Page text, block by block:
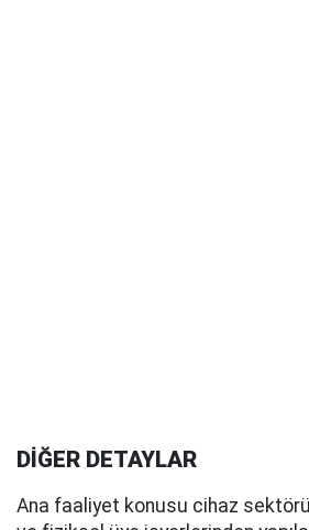
DİĞER DETAYLAR
Ana faaliyet konusu cihaz